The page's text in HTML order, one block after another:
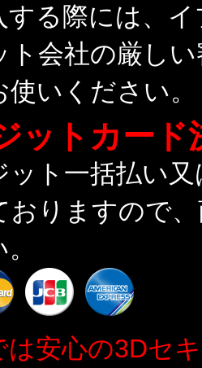
する際には、
ト会社の厳し
いください。
ットカード
ット一括払い
おりますので
は安心の3Dセ